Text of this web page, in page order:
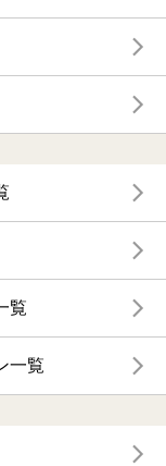
覧
一覧